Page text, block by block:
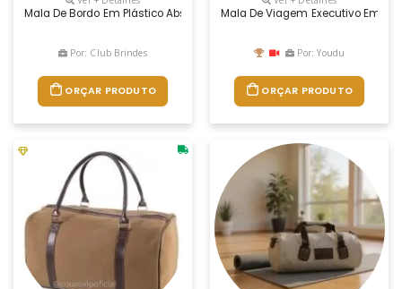
Mala De Bordo Em Plástico Abs; Abertura Frontal Com Zíper Para
Por: Club Brindes
ORÇAR PRODUTO
Mala De Viagem Executivo Em
Por: Youdu
ORÇAR PRODUTO